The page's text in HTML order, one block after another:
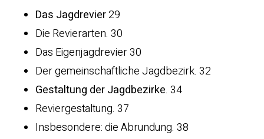
Das Jagdrevier29
Die Revierarten. 30
Das Eigenjagdrevier 30
Der gemeinschaftliche Jagdbezirk. 32
Gestaltung der Jagdbezirke. 34
Reviergestaltung. 37
Insbesondere: die Abrundung. 38